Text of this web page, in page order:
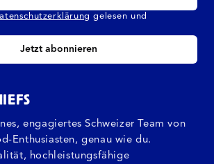
gelesen und
Jetzt abonnieren
engagiertes Schweizer Team von
Enthusiasten, genau wie du.
hochleistungsfähige